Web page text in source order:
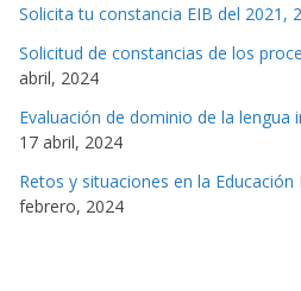
Solicita tu constancia EIB del 2021,
Solicitud de constancias de los
abril, 2024
Evaluación de dominio de la lengua
17 abril, 2024
Retos y situaciones en la
febrero, 2024